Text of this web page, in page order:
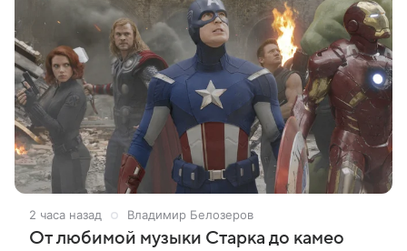
2 часа назад Владимир Белозеров
От любимой музыки Старка до камео